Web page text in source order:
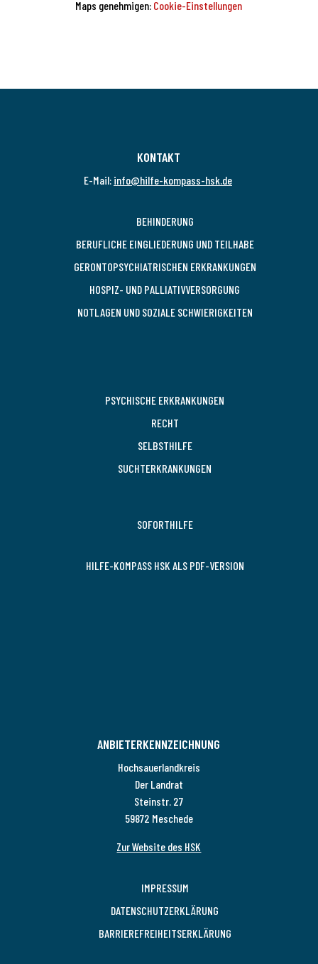
Maps genehmigen: Cookie-Einstellungen
KONTAKT
E-Mail: info@hilfe-kompass-hsk.de
BEHINDERUNG
BERUFLICHE EINGLIEDERUNG UND TEILHABE
GERONTOPSYCHIATRISCHEN ERKRANKUNGEN
HOSPIZ- UND PALLIATIVVERSORGUNG
NOTLAGEN UND SOZIALE SCHWIERIGKEITEN
PSYCHISCHE ERKRANKUNGEN
RECHT
SELBSTHILFE
SUCHTERKRANKUNGEN
SOFORTHILFE
HILFE-KOMPASS HSK ALS PDF-VERSION
ANBIETERKENNZEICHNUNG
Hochsauerlandkreis
Der Landrat
Steinstr. 27
59872 Meschede
Zur Website des HSK
IMPRESSUM
DATENSCHUTZERKLÄRUNG
BARRIEREFREIHEITSERKLÄRUNG